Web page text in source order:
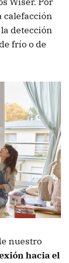
calefacción
detección
frío o de
nuestro
hacia el